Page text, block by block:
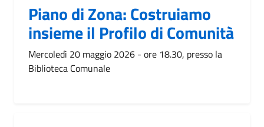
Piano di Zona: Costruiamo
insieme il Profilo di Comunità
Mercoledì 20 maggio 2026 - ore 18.30, presso la
Biblioteca Comunale